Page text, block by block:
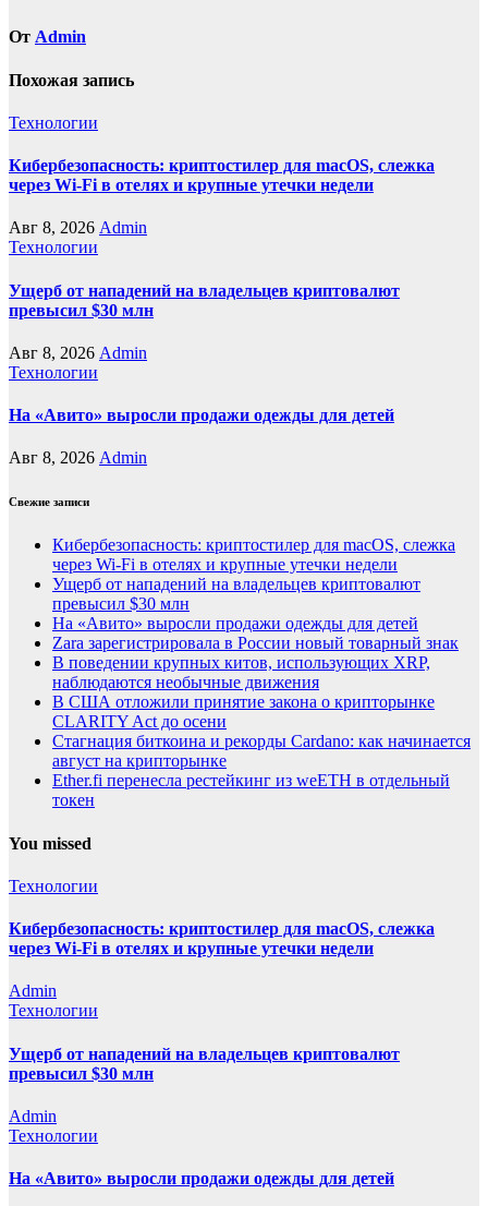
От Admin
Похожая запись
Технологии
Кибербезопасность: криптостилер для macOS, слежка
через Wi-Fi в отелях и крупные утечки недели
Авг 8, 2026 Admin
Технологии
Ущерб от нападений на владельцев криптовалют
превысил $30 млн
Авг 8, 2026 Admin
Технологии
На «Авито» выросли продажи одежды для детей
Авг 8, 2026 Admin
Свежие записи
Кибербезопасность: криптостилер для macOS, слежка
через Wi-Fi в отелях и крупные утечки недели
Ущерб от нападений на владельцев криптовалют
превысил $30 млн
На «Авито» выросли продажи одежды для детей
Zara зарегистрировала в России новый товарный знак
В поведении крупных китов, использующих XRP,
наблюдаются необычные движения
В США отложили принятие закона о крипторынке
CLARITY Act до осени
Стагнация биткоина и рекорды Cardano: как начинается
август на крипторынке
Ether.fi перенесла рестейкинг из weETH в отдельный
токен
You missed
Технологии
Кибербезопасность: криптостилер для macOS, слежка
через Wi-Fi в отелях и крупные утечки недели
Admin
Технологии
Ущерб от нападений на владельцев криптовалют
превысил $30 млн
Admin
Технологии
На «Авито» выросли продажи одежды для детей